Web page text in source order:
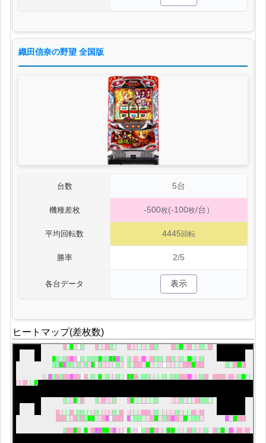
織田信奈の野望 全国版
台数 5台
機種差枚 -500枚(-100枚/台）
平均回転数 4445 回転
勝率 2/5
各台データ 表示
ヒートマップ(差枚数)